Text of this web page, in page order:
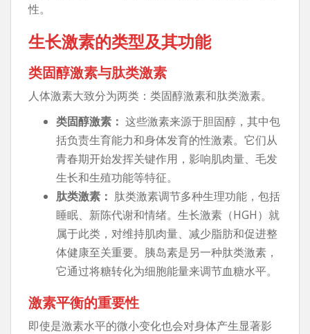
性。
生长激素的类型及其功能
类固醇激素与肽类激素
人体激素大致分为两类：类固醇激素和肽类激素。
类固醇激素： 这些激素来源于胆固醇，其中包
括负责生育能力和身体发育的性激素。它们从
青春期开始发挥关键作用，影响肌肉量、毛发
生长和生殖功能等特征。
肽类激素： 肽类激素调节多种生理功能，包括
睡眠、新陈代谢和情绪。生长激素（HGH）就
属于此类，对维持肌肉量、减少脂肪和促进整
体健康至关重要。胰岛素是另一种肽类激素，
它通过将糖转化为细胞能量来调节血糖水平。
激素平衡的重要性
即使是激素水平的微小变化也会对身体产生显著影